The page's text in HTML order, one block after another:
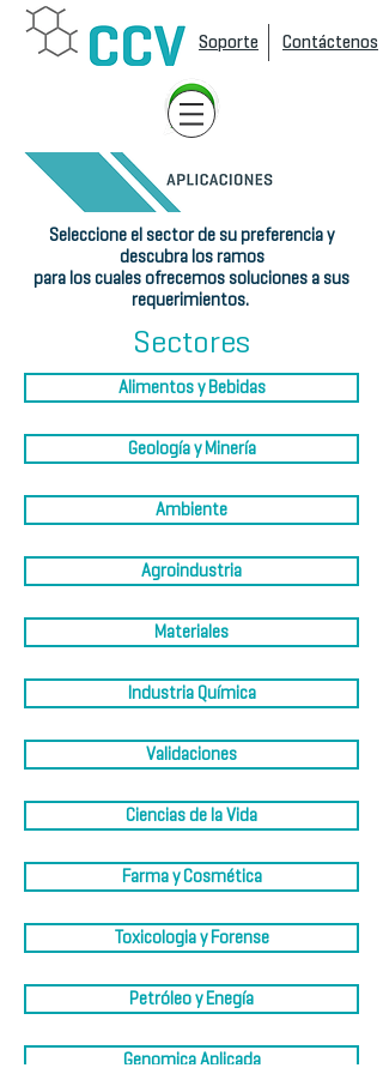
Contáctenos
Soporte
Seleccione el sector de su preferencia y
descubra los ramos
para los cuales ofrecemos soluciones a sus
requerimientos.
Sectores
Alimentos y Bebidas
Geología y Minería
Ambiente
Agroindustria
Materiales
Industria Química
Validaciones
Ciencias de la Vida
Farma y Cosmética
Toxicologia y Forense
Petróleo y Enegía
Genomica Aplicada